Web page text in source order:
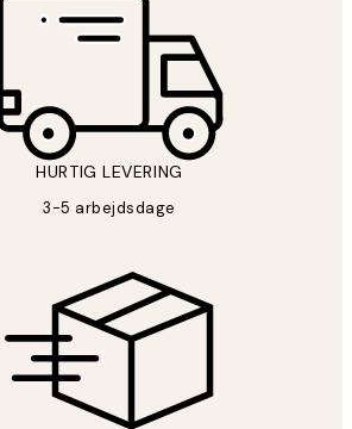
HURTIG LEVERING
3-5 arbejdsdage